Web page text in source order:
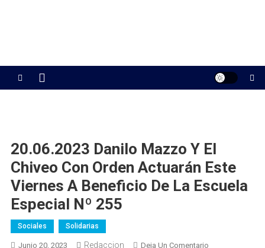
20.06.2023 Danilo Mazzo Y El
Chiveo Con Orden Actuarán Este
Viernes A Beneficio De La Escuela
Especial Nº 255
Sociales Solidarias
Junio 20, 2023 Redaccion Deja Un ComentarioEn